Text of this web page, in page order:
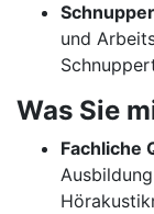
und
Was Sie
Fachliche